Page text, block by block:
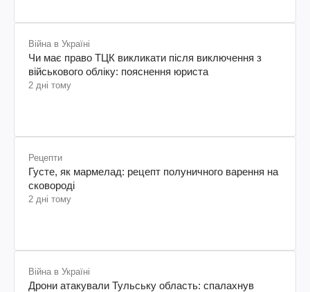
Війна в Україні
Чи має право ТЦК викликати після виключення з
військового обліку: пояснення юриста
2 дні тому
Рецепти
Густе, як мармелад: рецепт полуничного варення на
сковороді
2 дні тому
Війна в Україні
Дрони атакували Тульську область: спалахнув